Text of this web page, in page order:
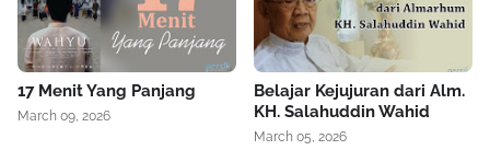
17 Menit Yang Panjang
March 09, 2026
Belajar Kejujuran dari Alm.
KH. Salahuddin Wahid
March 05, 2026